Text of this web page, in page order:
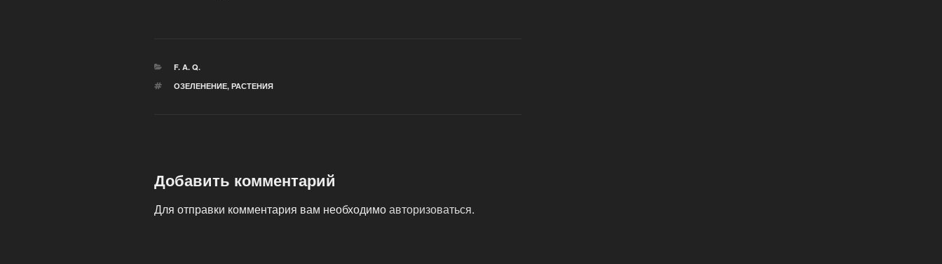
РУБРИКИ
F. A. Q.
МЕТКИ
ОЗЕЛЕНЕНИЕ, РАСТЕНИЯ
Добавить комментарий
Для отправки комментария вам необходимоавторизоваться.